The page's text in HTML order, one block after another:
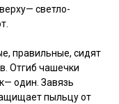
светло-
правильные, сидят
Отгиб чашечки
один. Завязь
пыльцу от